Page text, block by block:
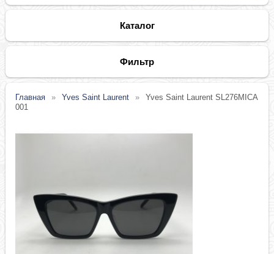
Каталог
Фильтр
Главная Yves Saint Laurent
Yves Saint Laurent SL276MICA
001